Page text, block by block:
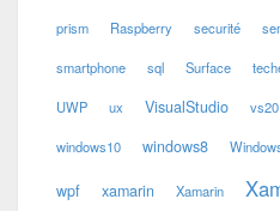
prism Raspberry securité
smartphone sql Surface
UWP ux VisualStudio
windows10 windows8
wpf xamarin Xamarin